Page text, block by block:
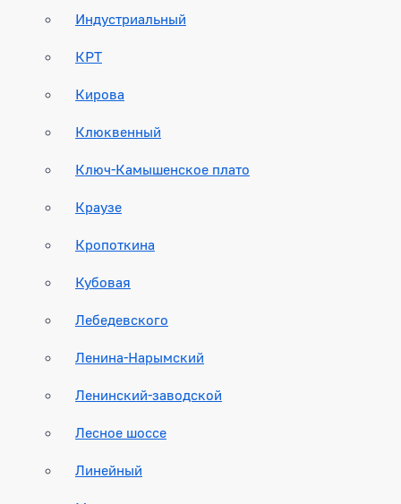
Индустриальный
КРТ
Кирова
Клюквенный
Ключ-Камышенское плато
Краузе
Кропоткина
Кубовая
Лебедевского
Ленина-Нарымский
Ленинский-заводской
Лесное шоссе
Линейный